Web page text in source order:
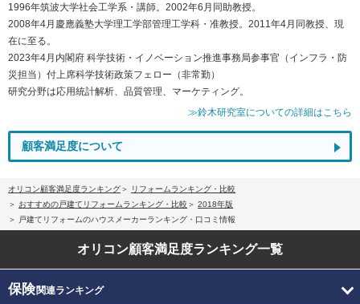
1996年筑波大学社会工学系・講師。2002年6月同助教授。
2008年4月慶應義塾大学理工学部管理工学科・准教授。2011年4月同教授、現
在に至る。
2023年4月内閣府 科学技術・イノベーション推進事務局参事官（インフラ・防
災担当）付上席科学技術政策フェロー（非常勤）
研究分野は応用統計解析、品質管理、マーケティング。
≫鈴木研究室についての詳細はこちら
顧客満足度について
オリコン顧客満足度ランキング
リフォームランキング・比較
おすすめの戸建てリフォームランキング・比較
2018年版
戸建てリフォームのハウスメーカーランキング・口コミ情報
オリコン顧客満足度ランキング一覧
保険関連ランキング